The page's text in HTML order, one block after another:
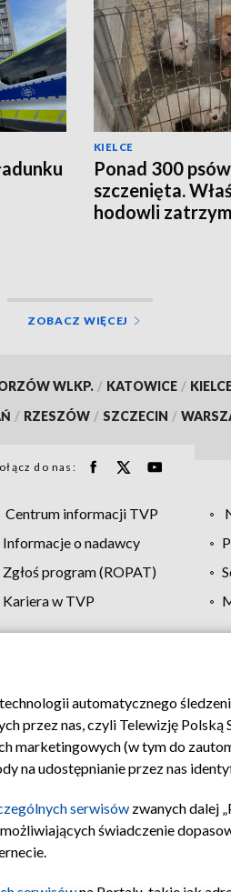
KIELCE
Ponad 300
szczenięta.
hodowli
ZOBACZ WIĘCEJ
WLKP. / KATOWICE /
/ RZESZÓW / SZCZECIN /
do nas:
Centrum informacji TVP
Informacje o nadawcy
Zgłoś program (ROPAT)
Kariera w TVP
Moje zgody Pomoc
automatycznego
przez nas, czyli Telewizję Polską
marketingowych (w tym do
na udostępnianie przez nas
serwisów zwanych dalej
świadczenie